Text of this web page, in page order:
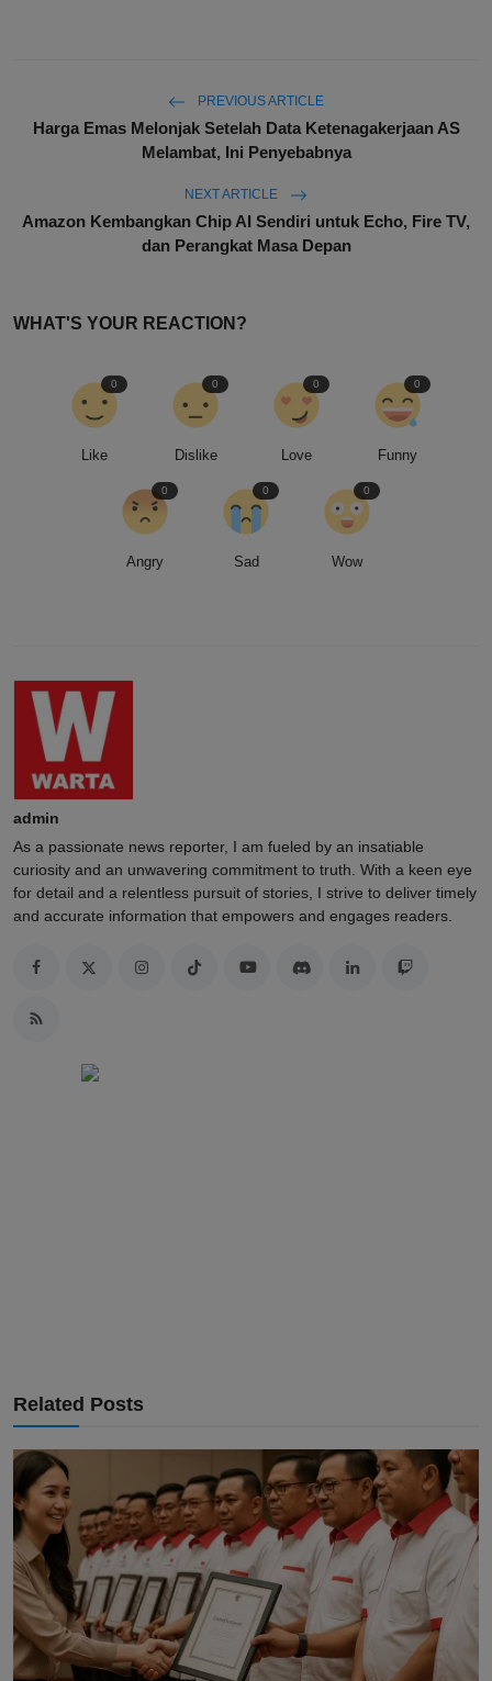
PREVIOUS ARTICLE
Harga Emas Melonjak Setelah Data Ketenagakerjaan AS
Melambat, Ini Penyebabnya
NEXT ARTICLE
Amazon Kembangkan Chip AI Sendiri untuk Echo, Fire TV,
dan Perangkat Masa Depan
WHAT'S YOUR REACTION?
Like
0
Dislike
0
Love
0
Funny
0
Angry
0
Sad
0
Wow
0
admin
As a passionate news reporter, I am fueled by an insatiable
curiosity and an unwavering commitment to truth. With a keen eye
for detail and a relentless pursuit of stories, I strive to deliver timely
and accurate information that empowers and engages readers.
Related Posts